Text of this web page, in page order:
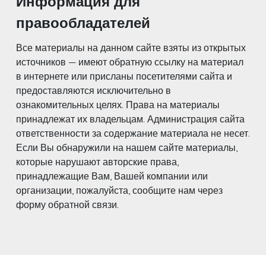
правообладателей
Все материалы на данном сайте взяты из открытых
источников — имеют обратную ссылку на материал
в интернете или присланы посетителями сайта и
предоставляются исключительно в
ознакомительных целях. Права на материалы
принадлежат их владельцам. Администрация сайта
ответственности за содержание материала не несет.
Если Вы обнаружили на нашем сайте материалы,
которые нарушают авторские права,
принадлежащие Вам, Вашей компании или
организации, пожалуйста, сообщите нам через
форму обратной связи.